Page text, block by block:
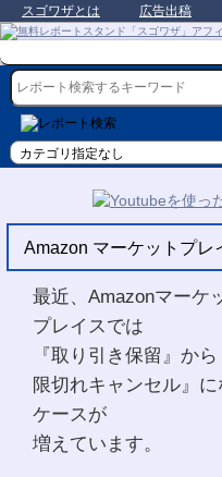
スゴワザとは 広告出稿
Amazon マーケットプレ
最近、Amazonマーケ
プレイスでは
『取り引き保留』か
限切れキャンセル』に
ケースが
増えています。